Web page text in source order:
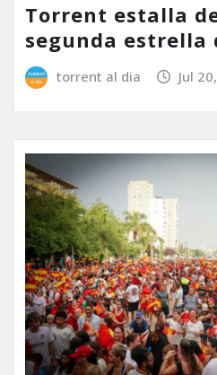
Torrent estalla
segunda estrella
torrent al dia Jul